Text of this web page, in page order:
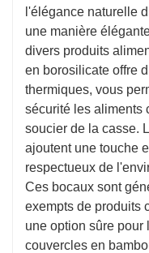
l'élégance naturelle
une manière
divers produits
en borosilicate offre
thermiques, vous
sécurité les aliments
soucier de la casse.
ajoutent une touche
respectueux de
Ces bocaux sont
exempts de produits
une option sûre pour
couvercles en